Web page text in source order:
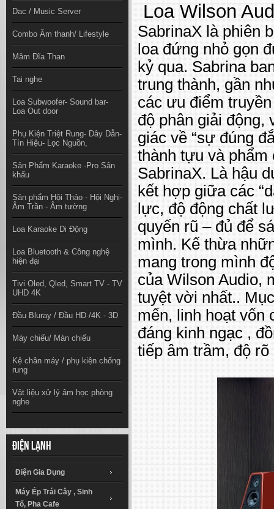
Dac / Music Server
Combo Âm thanh/ Lifestyle
Mâm Đĩa Than
Tai nghe
Loa Subwoofer- Sound bar-
Loa Out door
Phụ Kiện Triệt Rung- Dây Dẫn-
Tín Hiệu- Lọc Nguồn,
Sản Phẩm Karaoke -Pro Sân
khấu
Sản phẩm Hội Thảo - Hội Nghị-
Âm Trần - Âm tường
Loa Karaoke Di Động
Loa Bluetooth & Công nghệ
hiện đại
Tivi Oled, Qled, Smart TV - TV
UHD 4K
Đầu Bluray / Đầu HD /4K - 3D
Máy chiếu/ Màn chiếu
Kệ chân máy / phụ kiện chống
rung
Vật liệu xử lý âm học phòng
nghe
Điện lạnh
Điện Gia Dụng
Máy Ép Trái Cây , Sinh
Tố, Pha Cafe
Loa Wilson
SabrinaX là phiên
loa đứng nhỏ gọn
kỷ qua. Sabrina
trung thành, gần
các ưu điểm
độ phân giải động,
giác về “sự đúng
thành tựu và phẩm
SabrinaX. Là hậu
kết hợp giữa các
lực, độ động chất
quyến rũ – đủ để
mình. Kế thừa
mang trong mình
của Wilson Audio,
tuyệt vời nhất..
mến, linh hoạt vốn
đáng kinh ngạc ,
tiếp âm trầm, độ